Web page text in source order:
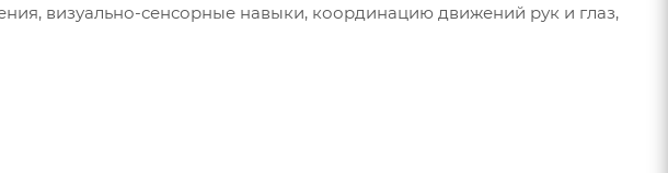
визуально-сенсорные навыки, координацию движений рук и глаз,